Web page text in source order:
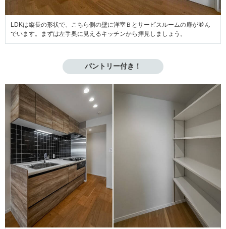
LDKは縦長の形状で、こちら側の壁に洋室Ｂとサービスルームの扉が並ん
でいます。まずは左手奥に見えるキッチンから拝見しましょう。
パントリー付き！